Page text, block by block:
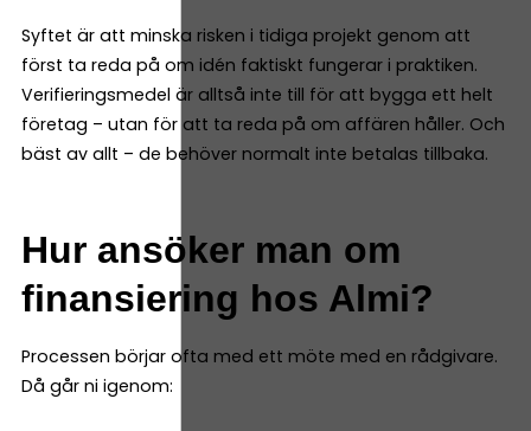
Syftet är att minska risken i tidiga projekt genom att
först ta reda på om idén faktiskt fungerar i praktiken.
Verifieringsmedel är alltså inte till för att bygga ett helt
företag – utan för att ta reda på om affären håller. Och
bäst av allt – de behöver normalt inte betalas tillbaka.
Hur ansöker man om
finansiering hos Almi?
Processen börjar ofta med ett möte med en rådgivare.
Då går ni igenom: